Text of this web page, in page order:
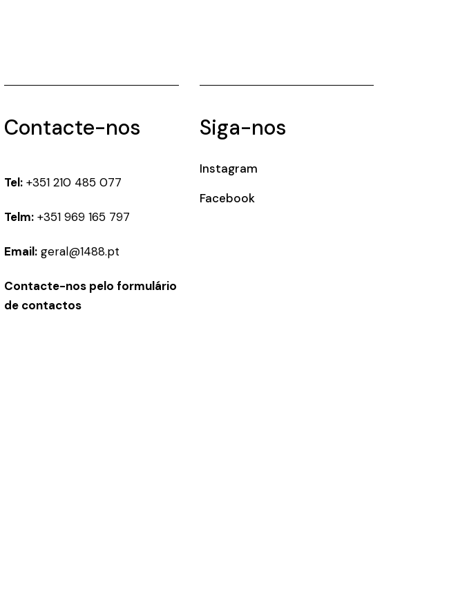
Contacte-nos
Tel: +351 210 485 077
Telm: +351 969 165 797
Email: geral@1488.pt
Contacte-nos pelo formulário
de contactos
Siga-nos
Instagram
Facebook